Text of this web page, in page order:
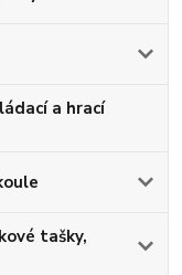
a hrací
tašky,